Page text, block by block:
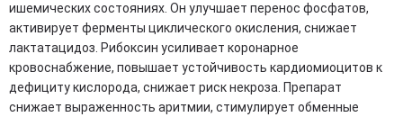
ишемических состояниях. Он улучшает перенос фосфатов,
активирует ферменты циклического окисления, снижает
лактатацидоз. Рибоксин усиливает коронарное
кровоснабжение, повышает устойчивость кардиомиоцитов к
дефициту кислорода, снижает риск некроза. Препарат
снижает выраженность аритмии, стимулирует обменные